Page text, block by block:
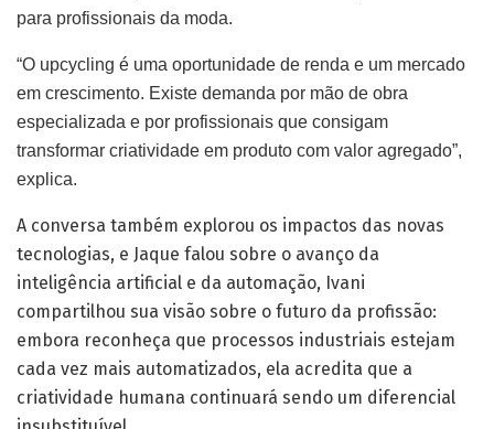
para profissionais da moda.
“O upcycling é uma oportunidade de renda e um mercado
em crescimento. Existe demanda por mão de obra
especializada e por profissionais que consigam
transformar criatividade em produto com valor agregado”,
explica.
A conversa também explorou os impactos das novas
tecnologias, e Jaque falou sobre o avanço da
inteligência artificial e da automação, Ivani
compartilhou sua visão sobre o futuro da profissão:
embora reconheça que processos industriais estejam
cada vez mais automatizados, ela acredita que a
criatividade humana continuará sendo um diferencial